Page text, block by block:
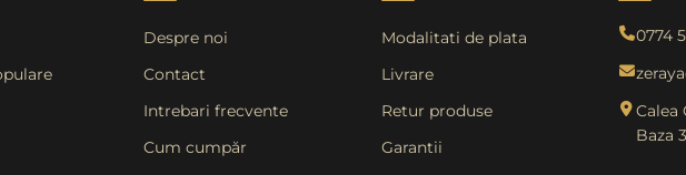
Despre noi
Contact
Intrebari frecvente
Cum cumpăr
Modalitati de plata
Livrare
Retur produse
Garantii
0774
Calea
Baza